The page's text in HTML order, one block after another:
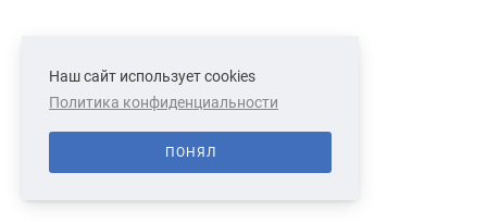
Наш сайт использует cookies
Политика конфиденциальности
ПОНЯЛ